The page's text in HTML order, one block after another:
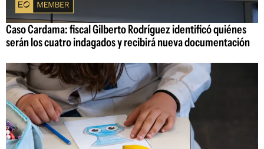
Caso Cardama: fiscal Gilberto Rodríguez identificó quiénes
serán los cuatro indagados y recibirá nueva documentación